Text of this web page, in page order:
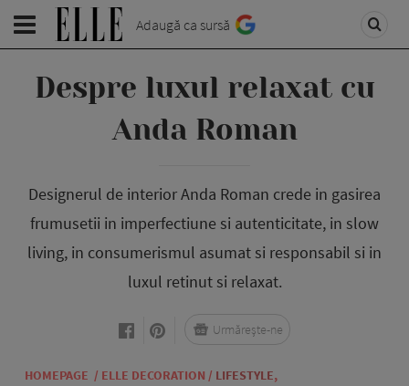
Adaugă ca sursă
Despre luxul relaxat cu
Anda Roman
Designerul de interior Anda Roman crede in gasirea
frumusetii in imperfectiune si autenticitate, in slow
living, in consumerismul asumat si responsabil si in
luxul retinut si relaxat.
HOMEPAGE / ELLE DECORATION / LIFESTYLE,
Urmărește-ne